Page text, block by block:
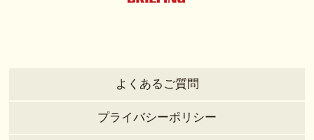
よくあるご質問
プライバシーポリシー